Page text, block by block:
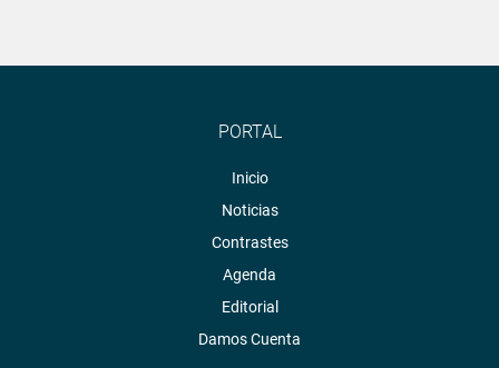
PORTAL
Inicio
Noticias
Contrastes
Agenda
Editorial
Damos Cuenta